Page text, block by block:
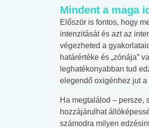
Mindent a maga
Először is fontos, hogy
intenzitását és azt az
végezheted a
határértéke és „zónája”
leghatékonyabban tud
elegendő oxigénhez jut a
Ha megtalálod – persze,
hozzájárulhat
számodra milyen